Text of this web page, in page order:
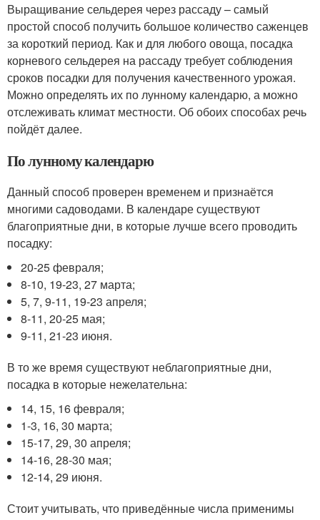
Выращивание сельдерея через рассаду – самый
простой способ получить большое количество саженцев
за короткий период. Как и для любого овоща, посадка
корневого сельдерея на рассаду требует соблюдения
сроков посадки для получения качественного урожая.
Можно определять их по лунному календарю, а можно
отслеживать климат местности. Об обоих способах речь
пойдёт далее.
По лунному календарю
Данный способ проверен временем и признаётся
многими садоводами. В календаре существуют
благоприятные дни, в которые лучше всего проводить
посадку:
20-25 февраля;
8-10, 19-23, 27 марта;
5, 7, 9-11, 19-23 апреля;
8-11, 20-25 мая;
9-11, 21-23 июня.
В то же время существуют неблагоприятные дни,
посадка в которые нежелательна:
14, 15, 16 февраля;
1-3, 16, 30 марта;
15-17, 29, 30 апреля;
14-16, 28-30 мая;
12-14, 29 июня.
Стоит учитывать, что приведённые числа применимы